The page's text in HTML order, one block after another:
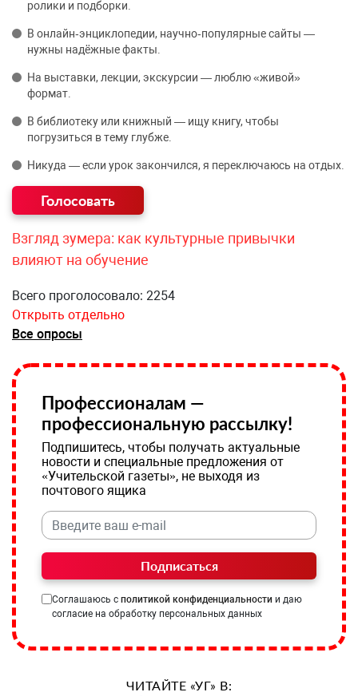
ролики и подборки.
В онлайн‑энциклопедии, научно‑популярные сайты —
нужны надёжные факты.
На выставки, лекции, экскурсии — люблю «живой»
формат.
В библиотеку или книжный — ищу книгу, чтобы
погрузиться в тему глубже.
Никуда — если урок закончился, я переключаюсь на отдых.
Взгляд зумера: как культурные привычки
влияют на обучение
Всего проголосовало: 2254
Открыть отдельно
Все опросы
Профессионалам —
профессиональную рассылку!
Подпишитесь, чтобы получать актуальные
новости и специальные предложения от
«Учительской газеты», не выходя из
почтового ящика
Подписаться
Соглашаюсь с политикой конфиденциальности и даю
согласие на обработку персональных данных
ЧИТАЙТЕ «УГ» В: